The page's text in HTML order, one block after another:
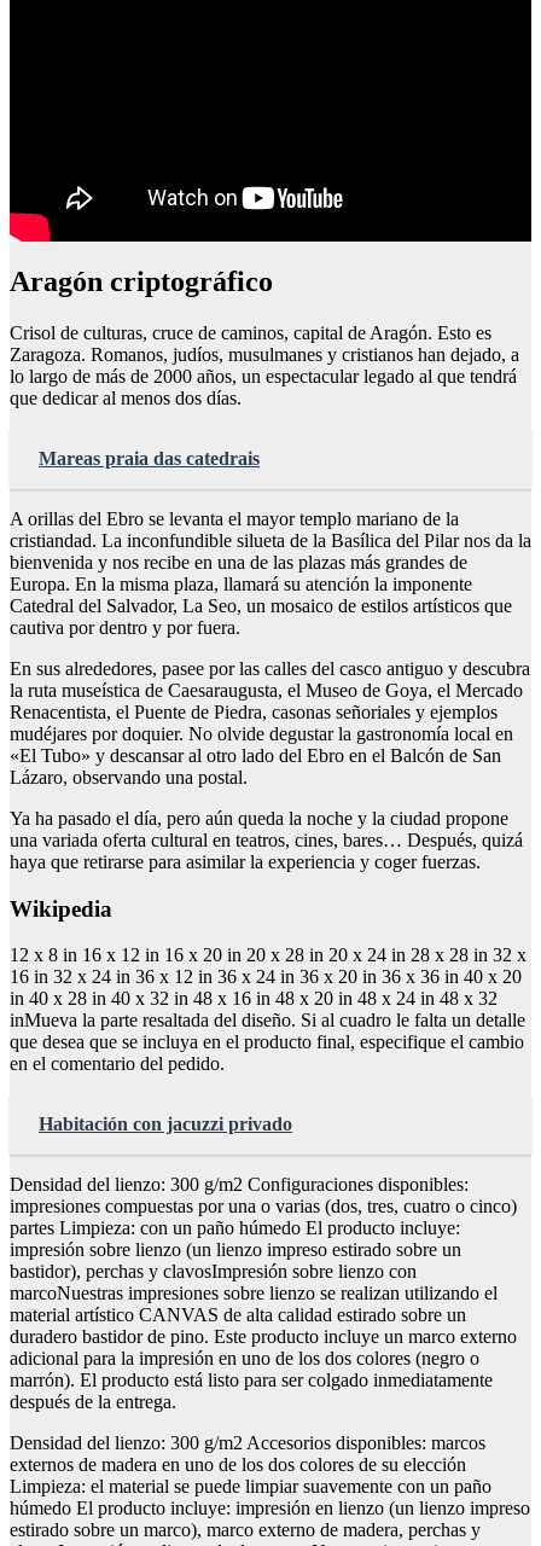
Aragón criptográfico
Crisol de culturas, cruce de caminos, capital de Aragón. Esto es
Zaragoza. Romanos, judíos, musulmanes y cristianos han dejado, a
lo largo de más de 2000 años, un espectacular legado al que tendrá
que dedicar al menos dos días.
Mareas praia das catedrais
A orillas del Ebro se levanta el mayor templo mariano de la
cristiandad. La inconfundible silueta de la Basílica del Pilar nos da la
bienvenida y nos recibe en una de las plazas más grandes de
Europa. En la misma plaza, llamará su atención la imponente
Catedral del Salvador, La Seo, un mosaico de estilos artísticos que
cautiva por dentro y por fuera.
En sus alrededores, pasee por las calles del casco antiguo y descubra
la ruta museística de Caesaraugusta, el Museo de Goya, el Mercado
Renacentista, el Puente de Piedra, casonas señoriales y ejemplos
mudéjares por doquier. No olvide degustar la gastronomía local en
«El Tubo» y descansar al otro lado del Ebro en el Balcón de San
Lázaro, observando una postal.
Ya ha pasado el día, pero aún queda la noche y la ciudad propone
una variada oferta cultural en teatros, cines, bares… Después, quizá
haya que retirarse para asimilar la experiencia y coger fuerzas.
Wikipedia
12 x 8 in 16 x 12 in 16 x 20 in 20 x 28 in 20 x 24 in 28 x 28 in 32 x
16 in 32 x 24 in 36 x 12 in 36 x 24 in 36 x 20 in 36 x 36 in 40 x 20
in 40 x 28 in 40 x 32 in 48 x 16 in 48 x 20 in 48 x 24 in 48 x 32
inMueva la parte resaltada del diseño. Si al cuadro le falta un detalle
que desea que se incluya en el producto final, especifique el cambio
en el comentario del pedido.
Habitación con jacuzzi privado
Densidad del lienzo: 300 g/m2 Configuraciones disponibles:
impresiones compuestas por una o varias (dos, tres, cuatro o cinco)
partes Limpieza: con un paño húmedo El producto incluye:
impresión sobre lienzo (un lienzo impreso estirado sobre un
bastidor), perchas y clavosImpresión sobre lienzo con
marcoNuestras impresiones sobre lienzo se realizan utilizando el
material artístico CANVAS de alta calidad estirado sobre un
duradero bastidor de pino. Este producto incluye un marco externo
adicional para la impresión en uno de los dos colores (negro o
marrón). El producto está listo para ser colgado inmediatamente
después de la entrega.
Densidad del lienzo: 300 g/m2 Accesorios disponibles: marcos
externos de madera en uno de los dos colores de su elección
Limpieza: el material se puede limpiar suavemente con un paño
húmedo El producto incluye: impresión en lienzo (un lienzo impreso
estirado sobre un marco), marco externo de madera, perchas y